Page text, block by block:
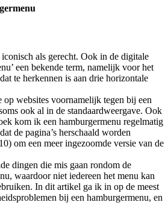
als gerecht. Ook in de digitale
een bekende term, namelijk voor het
te herkennen is aan drie horizontale
websites voornamelijk tegen bij een
ook al in de standaardweergave. Ook
kom ik een hamburgermenu regelmatig
de pagina’s herschaald worden
om een meer ingezoomde versie van de
dingen die mis gaan rondom de
waardoor niet iedereen het menu kan
In dit artikel ga ik in op de meest
bij een hamburgermenu, en